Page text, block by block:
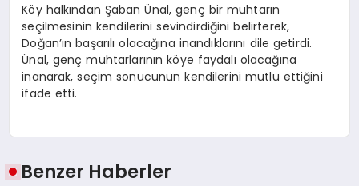
Köy halkından Şaban Ünal, genç bir muhtarın
seçilmesinin kendilerini sevindirdiğini belirterek,
Doğan’ın başarılı olacağına inandıklarını dile getirdi.
Ünal, genç muhtarlarının köye faydalı olacağına
inanarak, seçim sonucunun kendilerini mutlu ettiğini
ifade etti.
Benzer Haberler